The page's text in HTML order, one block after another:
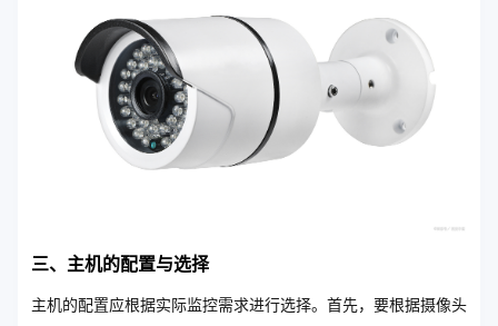
三、主机的配置与选择
主机的配置应根据实际监控需求进行选择。首先，要根据摄像头